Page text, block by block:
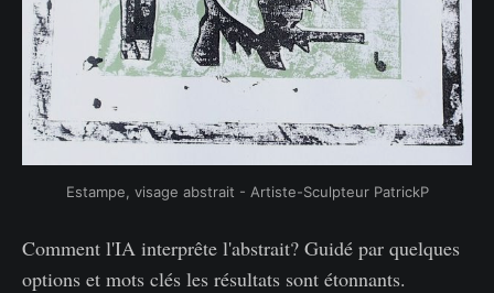
Estampe, visage abstrait - Artiste-Sculpteur PatrickP
Comment l'IA interprête l'abstrait? Guidé par quelques
options et mots clés les résultats sont étonnants.